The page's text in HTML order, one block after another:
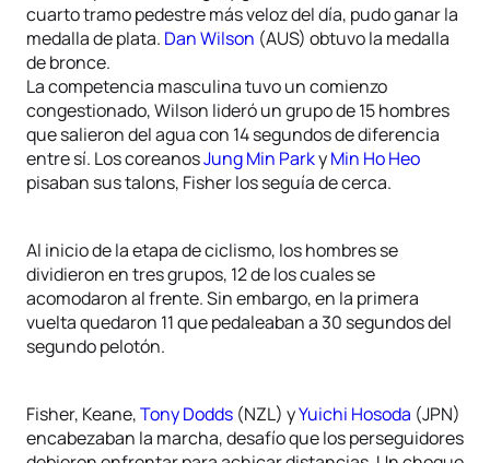
cuarto tramo pedestre más veloz del día, pudo ganar la
medalla de plata. Dan Wilson (AUS) obtuvo la medalla
de bronce.
La competencia masculina tuvo un comienzo
congestionado, Wilson lideró un grupo de 15 hombres
que salieron del agua con 14 segundos de diferencia
entre sí. Los coreanosJung Min ParkyMin Ho Heo
pisaban sus talons, Fisher los seguía de cerca.
Al inicio de la etapa de ciclismo, los hombres se
dividieron en tres grupos, 12 de los cuales se
acomodaron al frente. Sin embargo, en la primera
vuelta quedaron 11 que pedaleaban a 30 segundos del
segundo pelotón.
Fisher, Keane,Tony Dodds (NZL) yYuichi Hosoda (JPN)
encabezaban la marcha, desafío que los perseguidores